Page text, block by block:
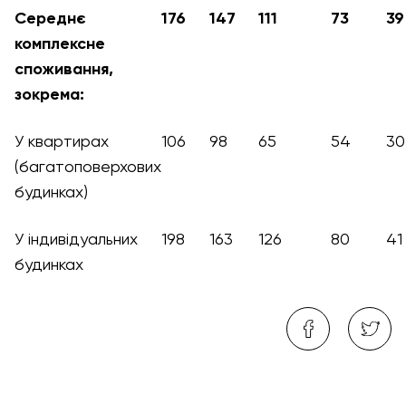
Середнє
комплексне
споживання,
зокрема:
176 147 111 73 39
У квартирах
(багатоповерхових
будинках)
106 98 65 54 30
У індивідуальних
будинках
198 163 126 80 41